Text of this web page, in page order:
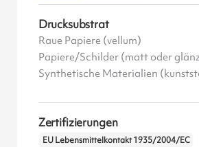
Drucksubstrat
Raue Papiere (vellum)
Papiere/Schilder (matt oder
Synthetische Materialien
Zertifizierungen
EU Lebensmittelkontakt 1935/2004/EC